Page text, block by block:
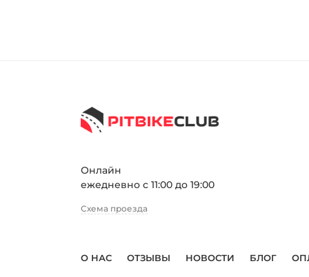
Онлайн
ежедневно с 11:00 до 19:00
Схема проезда
О НАС ОТЗЫВЫ НОВОСТИ БЛОГ